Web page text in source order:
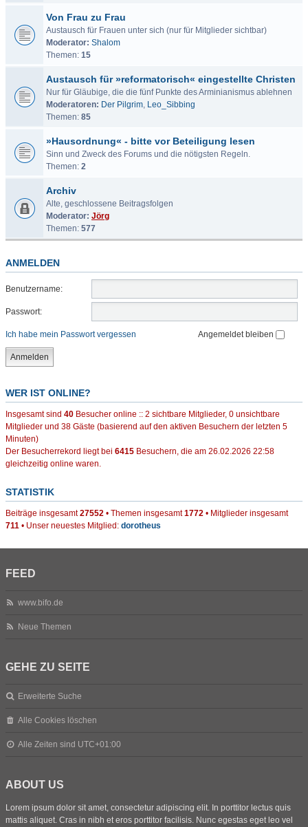
Von Frau zu Frau
Austausch für Frauen unter sich (nur für Mitglieder sichtbar)
Moderator: Shalom
Themen: 15
Austausch für »reformatorisch« eingestellte Christen
Nur für Gläubige, die die fünf Punkte des Arminianismus ablehnen
Moderatoren: Der Pilgrim, Leo_Sibbing
Themen: 85
»Hausordnung« - bitte vor Beteiligung lesen
Sinn und Zweck des Forums und die nötigsten Regeln.
Themen: 2
Archiv
Alte, geschlossene Beitragsfolgen
Moderator: Jörg
Themen: 577
ANMELDEN
Benutzername:
Passwort:
Ich habe mein Passwort vergessen Angemeldet bleiben
WER IST ONLINE?
Insgesamt sind 40 Besucher online :: 2 sichtbare Mitglieder, 0 unsichtbare
Mitglieder und 38 Gäste (basierend auf den aktiven Besuchern der letzten 5
Minuten)
Der Besucherrekord liegt bei 6415 Besuchern, die am 26.02.2026 22:58
gleichzeitig online waren.
STATISTIK
Beiträge insgesamt27552 • Themen insgesamt1772 • Mitglieder insgesamt
711 • Unser neuestes Mitglied: dorotheus
FEED
www.bifo.de
Neue Themen
GEHE ZU SEITE
Erweiterte Suche
Alle Cookies löschen
Alle Zeiten sind UTC+01:00
ABOUT US
Lorem ipsum dolor sit amet, consectetur adipiscing elit. In porttitor lectus quis
mattis aliquet. Cras in nibh et eros porttitor facilisis. Nunc egestas eget leo vel